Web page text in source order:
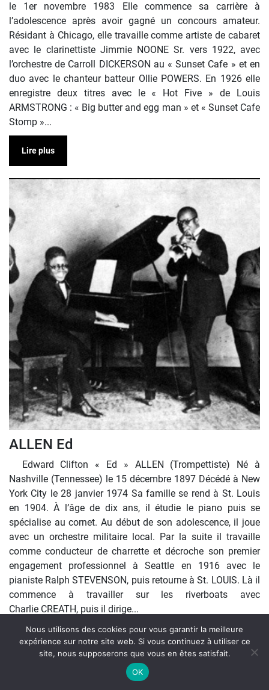
le 1er novembre 1983 Elle commence sa carrière à
l’adolescence après avoir gagné un concours amateur.
Résidant à Chicago, elle travaille comme artiste de cabaret
avec le clarinettiste Jimmie NOONE Sr. vers 1922, avec
l’orchestre de Carroll DICKERSON au « Sunset Cafe » et en
duo avec le chanteur batteur Ollie POWERS. En 1926 elle
enregistre deux titres avec le « Hot Five » de Louis
ARMSTRONG : « Big butter and egg man » et « Sunset Cafe
Stomp »...
Lire plus
ALLEN Ed
Edward Clifton « Ed » ALLEN (Trompettiste) Né à
Nashville (Tennessee) le 15 décembre 1897 Décédé à New
York City le 28 janvier 1974 Sa famille se rend à St. Louis
en 1904. À l’âge de dix ans, il étudie le piano puis se
spécialise au cornet. Au début de son adolescence, il joue
avec un orchestre militaire local. Par la suite il travaille
comme conducteur de charrette et décroche son premier
engagement professionnel à Seattle en 1916 avec le
pianiste Ralph STEVENSON, puis retourne à St. LOUIS. Là il
commence à travailler sur les riverboats avec
Charlie CREATH, puis il dirige...
Lire plus
On Air : OLIVIER FRANC
Nous utilisons des cookies pour vous garantir la meilleure
expérience sur notre site web. Si vous continuez à utiliser ce
site, nous supposerons que vous en êtes satisfait.
OK